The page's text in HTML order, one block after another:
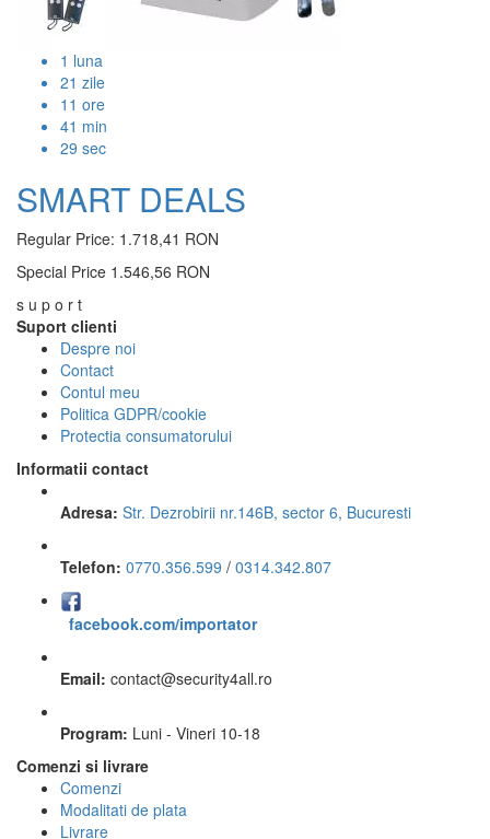
1 luna
21 zile
11 ore
41 min
28 sec
SMART DEALS
Regular Price: 1.718,41 RON
Special Price 1.546,56 RON
s u p o r t
Suport clienti
Despre noi
Contact
Contul meu
Politica GDPR/cookie
Protectia consumatorului
Informatii contact
Adresa: Str. Dezrobirii nr.146B, sector 6, Bucuresti
Telefon: 0770.356.599 / 0314.342.807
facebook.com/importator
Email: contact@security4all.ro
Program: Luni - Vineri 10-18
Comenzi si livrare
Comenzi
Modalitati de plata
Livrare